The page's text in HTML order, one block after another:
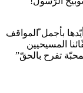
بأجمل ّالمواقف
المسيحيين
تفرح بالحقّ”